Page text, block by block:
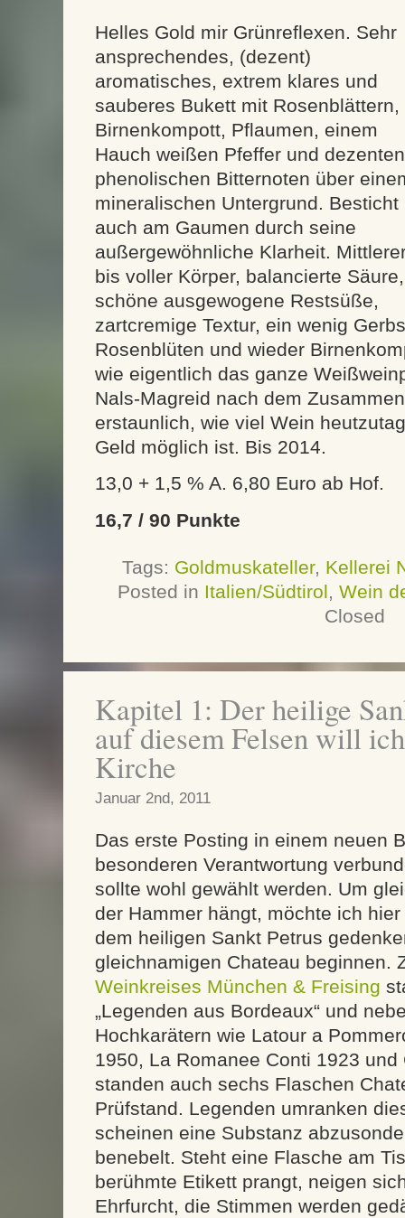
Helles Gold mir Grünreflexen. Sehr
ansprechendes, (dezent)
aromatisches, extrem klares und
sauberes Bukett mit Rosenblättern,
Birnenkompott, Pflaumen, einem
Hauch weißen Pfeffer und dezenten
phenolischen Bitternoten über
mineralischen Untergrund. Besticht
auch am Gaumen durch seine
außergewöhnliche Klarheit.
bis voller Körper, balancierte Säure,
schöne ausgewogene Restsüße,
zartcremige Textur, ein wenig
Rosenblüten und wieder
wie eigentlich das ganze
Nals-Magreid nach dem
erstaunlich, wie viel Wein
Geld möglich ist. Bis 2014.
13,0 + 1,5 % A. 6,80 Euro ab Hof.
16,7 / 90 Punkte
Tags: Goldmuskateller, Kellerei
Posted in Italien/Südtirol Wein
Closed
Kapitel 1: Der heilige
auf diesem Felsen will
Kirche
Januar 2nd, 2011
Das erste Posting in einem neuen
besonderen Verantwortung
sollte wohl gewählt werden. Um
der Hammer hängt, möchte ich
dem heiligen Sankt Petrus
gleichnamigen Chateau beginnen.
Weinkreises München & Freising
„Legenden aus Bordeaux“ und
Hochkarätern wie Latour a
1950, La Romanee Conti 1923 und
standen auch sechs Flaschen
Prüfstand. Legenden umranken
scheinen eine Substanz
benebelt. Steht eine Flasche am
berühmte Etikett prangt, neigen
Ehrfurcht, die Stimmen werden